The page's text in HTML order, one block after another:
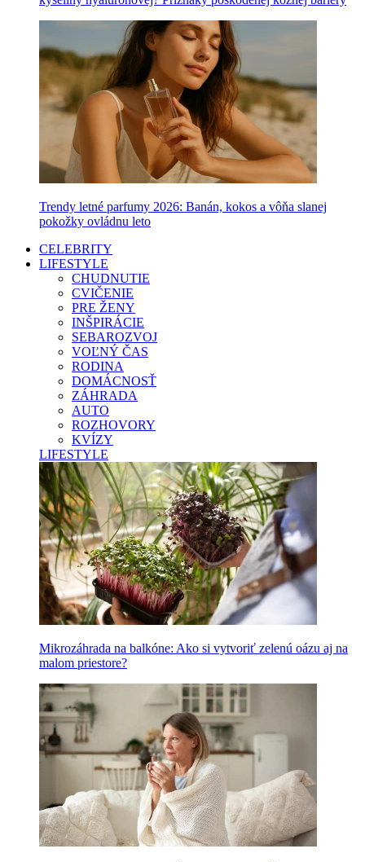
Trendy letné parfumy 2026: Banán, kokos a vôňa slanej
pokožky ovládnu leto
CELEBRITY
LIFESTYLE
CHUDNUTIE
CVIČENIE
PRE ŽENY
INŠPIRÁCIE
SEBAROZVOJ
VOĽNÝ ČAS
RODINA
DOMÁCNOSŤ
ZÁHRADA
AUTO
ROZHOVORY
KVÍZY
LIFESTYLE
Mikrozáhrada na balkóne: Ako si vytvoriť zelenú oázu aj na
malom priestore?